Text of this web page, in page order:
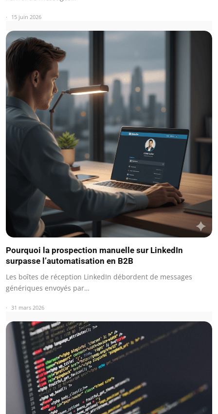
15 juin 2026
Pourquoi la prospection manuelle sur LinkedIn
surpasse l’automatisation en B2B
Les boîtes de réception LinkedIn débordent de messages
génériques envoyés par…
31 mars 2026